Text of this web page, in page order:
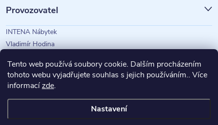
Tento web používá soubory cookie. Dalším procházením
tohoto webu vyjadřujete souhlas s jejich používáním.. Více
informacízde.
Nastavení
Provozovatel
INTENA Nábytek
Vladimír Hodina